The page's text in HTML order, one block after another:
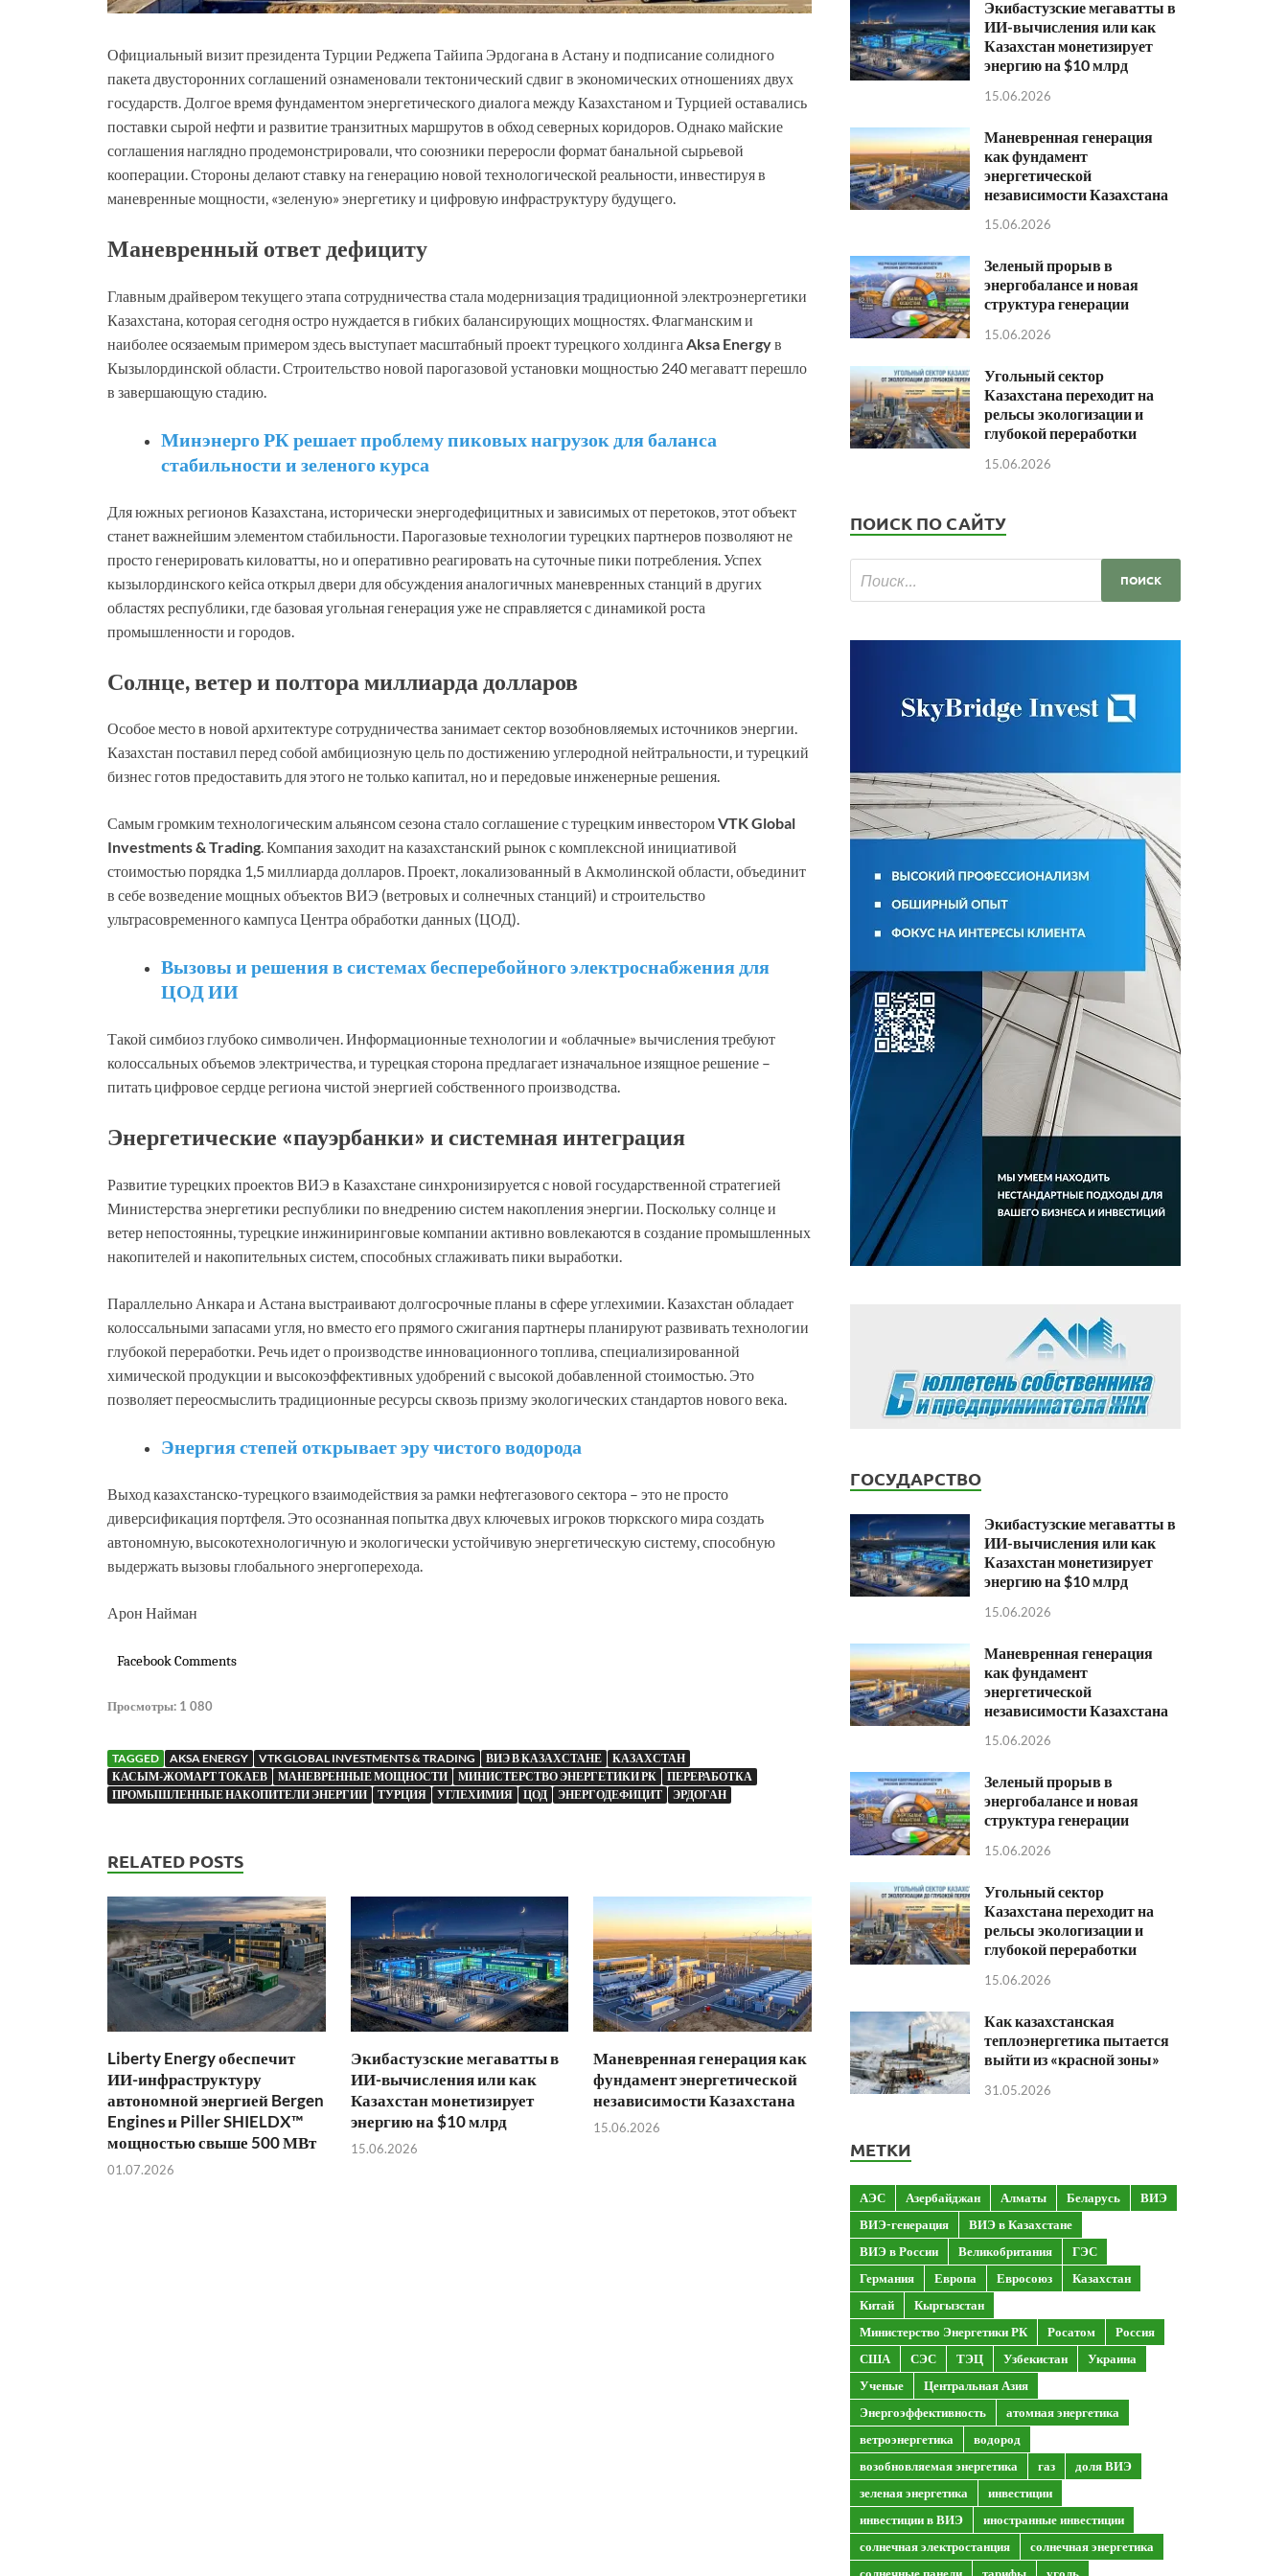
Официальный визит президента Турции Реджепа Тайипа Эрдогана в Астану и подписание солидного
пакета двусторонних соглашений ознаменовали тектонический сдвиг в экономических отношениях двух
государств. Долгое время фундаментом энергетического диалога между Казахстаном и Турцией оставались
поставки сырой нефти и развитие транзитных маршрутов в обход северных коридоров. Однако майские
соглашения наглядно продемонстрировали, что союзники переросли формат банальной сырьевой
кооперации. Стороны делают ставку на генерацию новой технологической реальности, инвестируя в
маневренные мощности, «зеленую» энергетику и цифровую инфраструктуру будущего.
Маневренный ответ дефициту
Главным драйвером текущего этапа сотрудничества стала модернизация традиционной электроэнергетики
Казахстана, которая сегодня остро нуждается в гибких балансирующих мощностях. Флагманским и
наиболее осязаемым примером здесь выступает масштабный проект турецкого холдинга Aksa Energyв
Кызылординской области. Строительство новой парогазовой установки мощностью 240 мегаватт перешло
в завершающую стадию.
Минэнерго РК решает проблему пиковых нагрузок для баланса
стабильности и зеленого курса
Для южных регионов Казахстана, исторически энергодефицитных и зависимых от перетоков, этот объект
станет важнейшим элементом стабильности. Парогазовые технологии турецких партнеров позволяют не
просто генерировать киловатты, но и оперативно реагировать на суточные пики потребления. Успех
кызылординского кейса открыл двери для обсуждения аналогичных маневренных станций в других
областях республики, где базовая угольная генерация уже не справляется с динамикой роста
промышленности и городов.
Солнце, ветер и полтора миллиарда долларов
Особое место в новой архитектуре сотрудничества занимает сектор возобновляемых источников энергии.
Казахстан поставил перед собой амбициозную цель по достижению углеродной нейтральности, и турецкий
бизнес готов предоставить для этого не только капитал, но и передовые инженерные решения.
Самым громким технологическим альянсом сезона стало соглашение с турецким инвесторомVTK Global
Investments & Trading. Компания заходит на казахстанский рынок с комплексной инициативой
стоимостью порядка 1,5 миллиарда долларов. Проект, локализованный в Акмолинской области, объединит
в себе возведение мощных объектов ВИЭ (ветровых и солнечных станций) и строительство
ультрасовременного кампуса Центра обработки данных (ЦОД).
Вызовы и решения в системах бесперебойного электроснабжения для
ЦОД ИИ
Такой симбиоз глубоко символичен. Информационные технологии и «облачные» вычисления требуют
колоссальных объемов электричества, и турецкая сторона предлагает изначальное изящное решение –
питать цифровое сердце региона чистой энергией собственного производства.
Энергетические «пауэрбанки» и системная интеграция
Развитие турецких проектов ВИЭ в Казахстане синхронизируется с новой государственной стратегией
Министерства энергетики республики по внедрению систем накопления энергии. Поскольку солнце и
ветер непостоянны, турецкие инжиниринговые компании активно вовлекаются в создание промышленных
накопителей и накопительных систем, способных сглаживать пики выработки.
Параллельно Анкара и Астана выстраивают долгосрочные планы в сфере углехимии. Казахстан обладает
колоссальными запасами угля, но вместо его прямого сжигания партнеры планируют развивать технологии
глубокой переработки. Речь идет о производстве инновационного топлива, специализированной
химической продукции и высокоэффективных удобрений с высокой добавленной стоимостью. Это
позволяет переосмыслить традиционные ресурсы сквозь призму экологических стандартов нового века.
Энергия степей открывает эру чистого водорода
Выход казахстанско-турецкого взаимодействия за рамки нефтегазового сектора – это не просто
диверсификация портфеля. Это осознанная попытка двух ключевых игроков тюркского мира создать
автономную, высокотехнологичную и экологически устойчивую энергетическую систему, способную
выдержать вызовы глобального энергоперехода.
Арон Найман
Facebook Comments
Просмотры: 1 080
TAGGED AKSA ENERGY VTK GLOBAL INVESTMENTS & TRADING ВИЭ В КАЗАХСТАНЕ
КАЗАХСТАН
КАСЫМ-ЖОМАРТ ТОКАЕВ
МАНЕВРЕННЫЕ МОЩНОСТИ МИНИСТЕРСТВО ЭНЕРГЕТИКИ РК
ПЕРЕРАБОТКА
ПРОМЫШЛЕННЫЕ НАКОПИТЕЛИ ЭНЕРГИИ
ТУРЦИЯ УГЛЕХИМИЯ ЦОД ЭНЕРГОДЕФИЦИТ ЭРДОГАН
RELATED POSTS
Liberty Energy обеспечит
ИИ-инфраструктуру
автономной энергией Bergen
Engines и Piller SHIELDX™
мощностью свыше 500 МВт
01.07.2026
Экибастузские мегаватты в
ИИ-вычисления или как
Казахстан монетизирует
энергию на $10 млрд
15.06.2026
Маневренная генерация как
фундамент энергетической
независимости Казахстана
15.06.2026
Экибастузские мегаватты в
ИИ-вычисления или как
Казахстан монетизирует
энергию на $10 млрд
15.06.2026
Маневренная генерация
как фундамент
энергетической
независимости Казахстана
15.06.2026
Зеленый прорыв в
энергобалансе и новая
структура генерации
15.06.2026
Угольный сектор
Казахстана переходит на
рельсы экологизации и
глубокой переработки
15.06.2026
ПОИСК ПО САЙТУ
ГОСУДАРСТВО
Экибастузские мегаватты в
ИИ-вычисления или как
Казахстан монетизирует
энергию на $10 млрд
15.06.2026
Маневренная генерация
как фундамент
энергетической
независимости Казахстана
15.06.2026
Зеленый прорыв в
энергобалансе и новая
структура генерации
15.06.2026
Угольный сектор
Казахстана переходит на
рельсы экологизации и
глубокой переработки
15.06.2026
Как казахстанская
теплоэнергетика пытается
выйти из «красной зоны»
31.05.2026
МЕТКИ
АЭС Азербайджан Алматы Беларусь
ВИЭ
ВИЭ-генерация
ВИЭ в Казахстане
ВИЭ в России
Великобритания
ГЭС
Германия
Европа Евросоюз
Казахстан
Китай
Кыргызстан
Министерство Энергетики РК
Росатом
Россия
США
СЭС ТЭЦ Узбекистан
Украина
Ученые
Центральная Азия
Энергоэффективность
атомная энергетика
ветроэнергетика
водород
возобновляемая энергетика
газ
доля ВИЭ
зеленая энергетика
инвестиции
инвестиции в ВИЭ
иностранные инвестиции
солнечная электростанция
солнечная энергетика
солнечные панели
тарифы уголь